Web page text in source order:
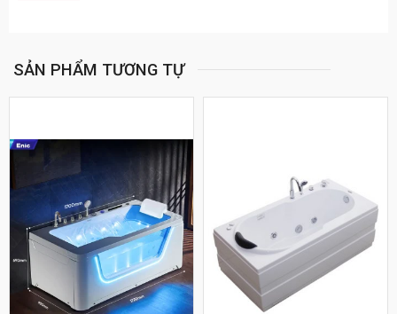
SẢN PHẨM TƯƠNG TỰ